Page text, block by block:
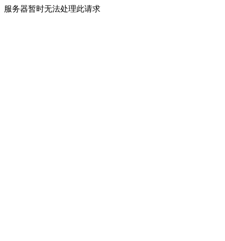
服务器暂时无法处理此请求